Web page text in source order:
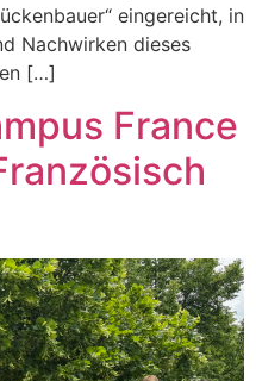
ein­gere­icht, in
Nach­wirken dieses
[…]
France